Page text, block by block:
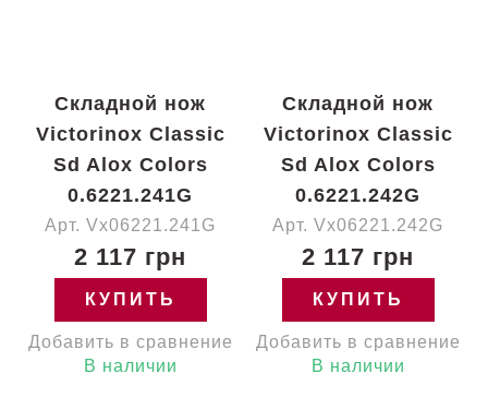
Складной нож
Victorinox Classic
Sd Alox Colors
0.6221.241G
Арт. Vx06221.241G
2 117 грн
КУПИТЬ
Добавить в сравнение
В наличии
Складной нож
Victorinox Classic
Sd Alox Colors
0.6221.242G
Арт. Vx06221.242G
2 117 грн
КУПИТЬ
Добавить в сравнение
В наличии